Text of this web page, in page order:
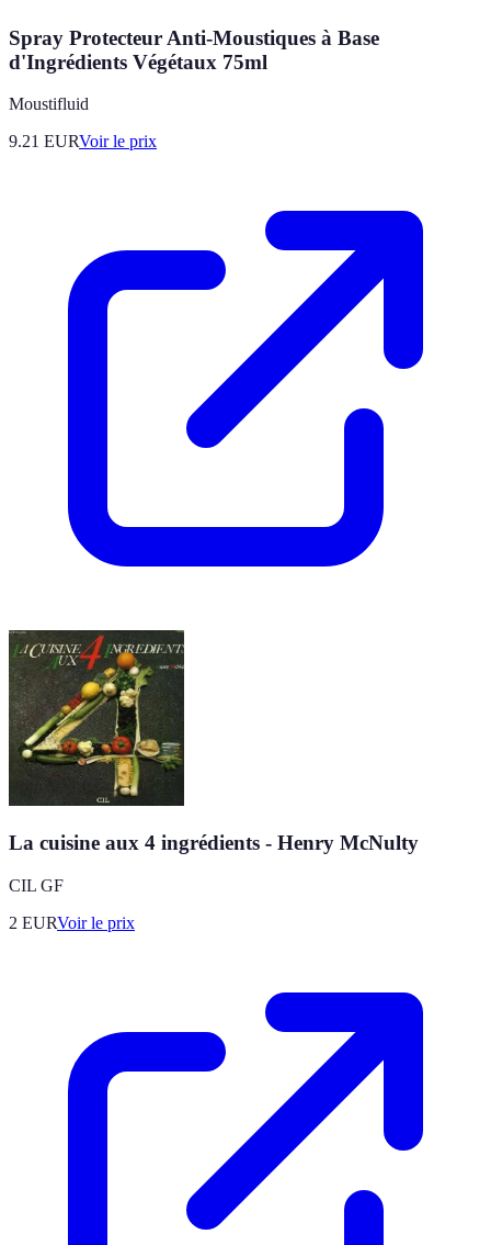
Spray Protecteur Anti-Moustiques à Base
d'Ingrédients Végétaux 75ml
Moustifluid
9.21 EURVoir le prix
La cuisine aux 4 ingrédients - Henry McNulty
CIL GF
2 EURVoir le prix